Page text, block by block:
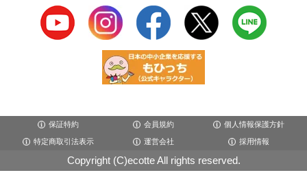
保証特約 会員規約 個人情報保護方針
特定商取引法表示 運営会社 採用情報
Copyright (C)ecotte All rights reserved.